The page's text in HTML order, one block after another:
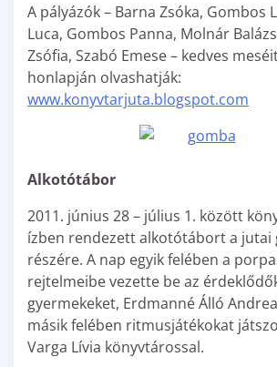
A pályázók – Barna Zsóka, Gombos
Luca, Gombos Panna, Molnár
Zsófia, Szabó Emese – kedves
honlapján olvashatják:
www.konyvtarjuta.blogspot.com
Alkotótábor
2011. június 28 – július 1. között
ízben rendezett alkotótábort a jutai
részére. A nap egyik felében a
rejtelmeibe vezette be az
gyermekeket, Erdmanné Álló
másik felében ritmusjátékokat
Varga Lívia könyvtárossal.